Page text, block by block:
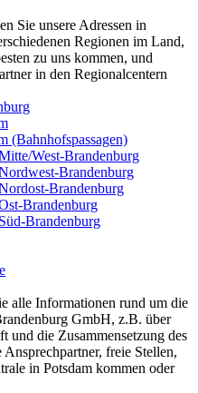
Sie unsere Adressen in
Regionen im Land,
zu uns kommen, und
in den Regionalcentern
(Bahnhofspassagen)
West-Brandenburg
Brandenburg
Brandenburg
Brandenburg
Brandenburg
alle Informationen rund um die
GmbH, z.B. über
und die Zusammensetzung des
freie Stellen,
in Potsdam kommen oder